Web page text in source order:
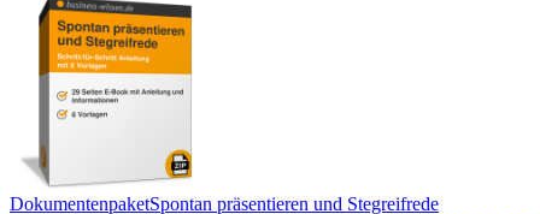
DokumentenpaketSpontan präsentieren und Stegreifrede